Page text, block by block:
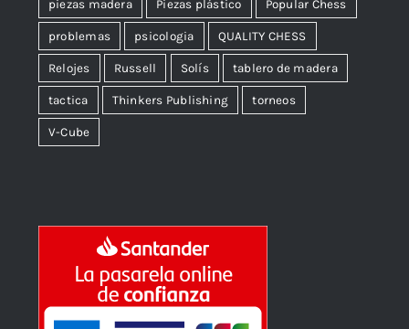
piezas madera Piezas plástico Popular Chess
problemas psicologia QUALITY CHESS
Relojes Russell Solís tablero de madera
tactica Thinkers Publishing torneos
V-Cube